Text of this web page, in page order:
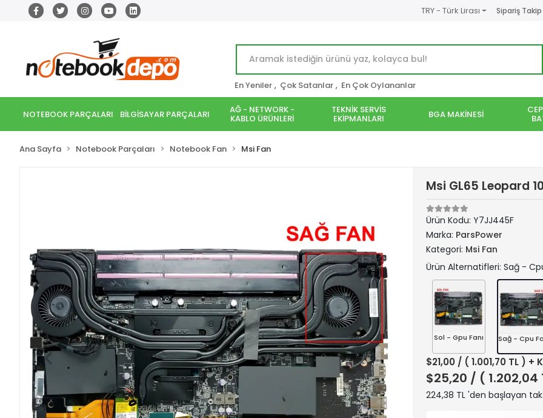
TRY - Türk Lirası Sipariş Takip
En Yeniler , Çok Satanlar , En Çok Oylananlar
NOTEBOOK PARÇALARI BİLGİSAYAR PARÇALARI AĞ - NETWORK -
KABLO ÜRÜNLERİ
TEKNİK SERVİS
EKİPMANLARI BGA MAKİNESİ
Ana Sayfa Notebook Parçaları Notebook Fan Msi Fan
Msi GL65 Leopard
Ürün Kodu: Y7JJ445F
Marka: ParsPower
Kategori: Msi Fan
Ürün Alternatifleri: Sağ -
Sol - Gpu Fanı Sağ - Cpu
$21,00 / ( 1.001,70 TL ) +
$25,20 / ( 1.202,04
224,38 TL 'den başlayan